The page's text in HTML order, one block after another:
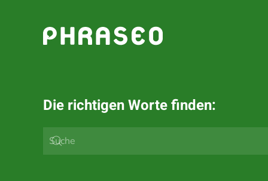
Zum Hauptinhalt springen
Die richtigen Worte finden: